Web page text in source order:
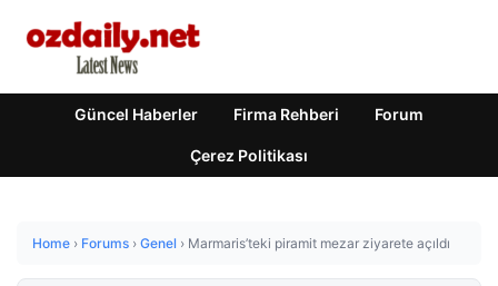
Güncel Haberler Firma Rehberi Forum
Çerez Politikası
Home › Forums › Genel › Marmaris’teki piramit mezar ziyarete açıldı